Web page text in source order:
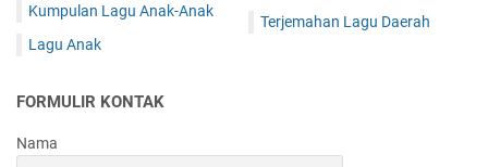
Kumpulan Lagu Anak-Anak
Lagu Anak
Terjemahan Lagu Daerah
FORMULIR KONTAK
Nama